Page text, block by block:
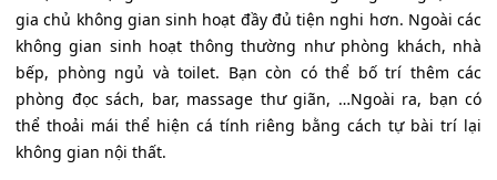
gia chủ không gian sinh hoạt đầy đủ tiện nghi hơn. Ngoài các
không gian sinh hoạt thông thường như phòng khách, nhà
bếp, phòng ngủ và toilet. Bạn còn có thể bố trí thêm các
phòng đọc sách, bar, massage thư giãn, …Ngoài ra, bạn có
thể thoải mái thể hiện cá tính riêng bằng cách tự bài trí lại
không gian nội thất.